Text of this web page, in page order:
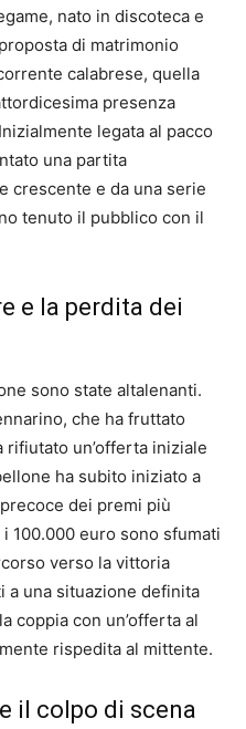
nato in discoteca e
di matrimonio
calabrese, quella
presenza
legata al pacco
una partita
crescente e da una serie
tenuto il pubblico con il
e la perdita dei
sono state altalenanti.
che ha fruttato
un’offerta iniziale
ha subito iniziato a
dei premi più
100.000 euro sono sfumati
verso la vittoria
a una situazione definita
coppia con un’offerta al
rispedita al mittente.
il colpo di scena